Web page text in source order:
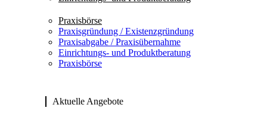
Praxisbörse
Praxisgründung / Existenz­gründung
Praxisabgabe / Praxisübernahme
Einrichtungs- und Produktberatung
Praxisbörse
Aktuelle Angebote